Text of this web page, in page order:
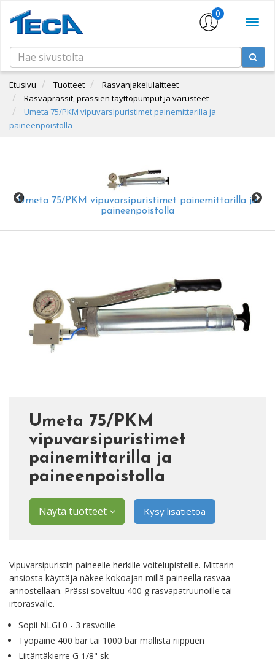
0
Etusivu Tuotteet
Rasvanjakelulaitteet
Rasvaprässit, prässien täyttöpumput ja varusteet
Umeta 75/PKM vipuvarsipuristimet painemittarilla ja
paineenpoistolla
Umeta 75/PKM vipuvarsipuristimet painemittarilla ja
paineenpoistolla
Umeta 75/PKM
vipuvarsipuristimet
painemittarilla ja
paineenpoistolla
Näytä tuotteet Kysy lisätietoa
Vipuvarsipuristin paineelle herkille voitelupisteille. Mittarin
ansiosta käyttäjä näkee kokoajan millä paineella rasvaa
annostellaan. Prässi soveltuu 400 g rasvapatruunoille tai
irtorasvalle.
Sopii NLGI 0 - 3 rasvoille
Työpaine 400 bar tai 1000 bar mallista riippuen
Liitäntäkierre G 1/8" sk